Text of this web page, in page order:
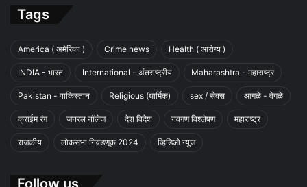
Tags
America ( अमेरिका ) Crime news Health ( आरोग्य )
INDIA - भारत International - अंतराष्ट्रीय Maharashtra - महाराष्ट्र
Pakistan - पाकिस्तान Religious (धार्मिक) sex / सेक्स आगळे - वेगळे
क्राईम रंग जनरल नॉलेज देश विदेश नवगण विश्लेषण महाराष्ट्र
राजकीय लोकसभा निवडणूक 2024 व्हिडिओ न्युज